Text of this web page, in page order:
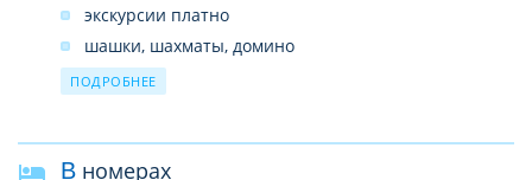
экскурсии платно
шашки, шахматы, домино
настольный теннис
пляжный волейбол
ПОДРОБНЕЕ
В номерах